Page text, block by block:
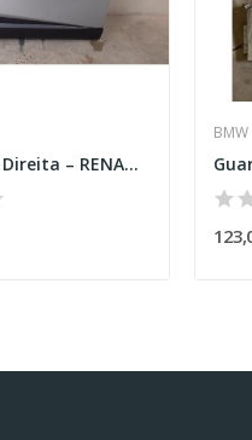
Porta Frente Direita – RENAULT CAPTUR II
BMW